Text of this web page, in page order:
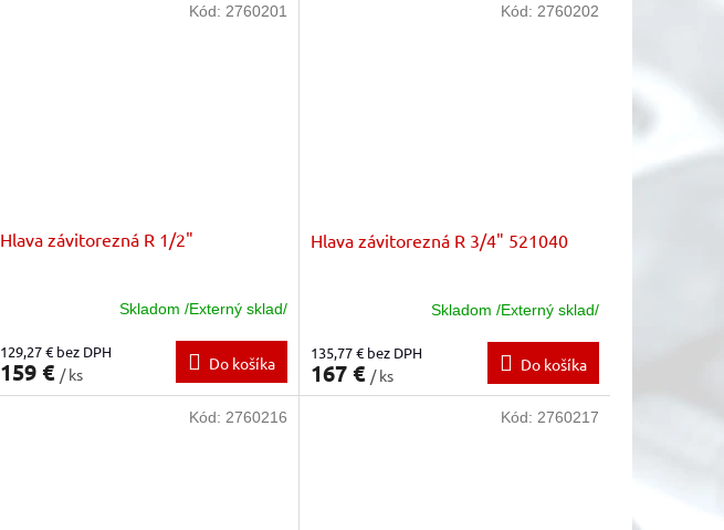
Hlava závitorezná R 1/2"
Skladom /Externý sklad/
129,27 € bez DPH
159 € / ks
Do košíka
Kód: 2760201
Hlava závitorezná R 3/4" 521040
Skladom /Externý sklad/
135,77 € bez DPH
167 € / ks
Do košíka
Kód: 2760202
Kód: 2760216 Kód: 2760217